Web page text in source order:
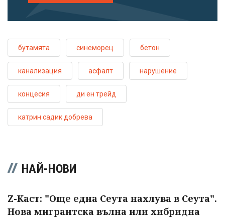
бутамята синеморец бетон
канализация асфалт нарушение
концесия ди ен трейд
катрин садик добрева
НАЙ-НОВИ
Z-Каст: "Още една Сеута нахлува в Сеута".
Нова мигрантска вълна или хибридна